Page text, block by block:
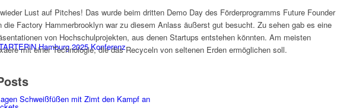
Hamburg 2025 Konferenz
Lust auf Pitches! Das wurde beim dritten Demo Day des Förderprogramms Future Founder
die Factory Hammerbrooklyn war zu diesem Anlass äußerst gut besucht. Zu sehen gab es eine
von Hochschulprojekten, aus denen Startups entstehen könnten. Am meisten
mit einer Technologie, die das Recyceln von seltenen Erden ermöglichen soll.
Schweißfüßen mit Zimt den Kampf an